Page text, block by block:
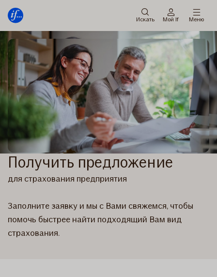
Искать Мой If Меню
Получить предложение
для страхования предприятия
Заполните заявку и мы с Вами свяжемся, чтобы
помочь быстрее найти подходящий Вам вид
страхования.